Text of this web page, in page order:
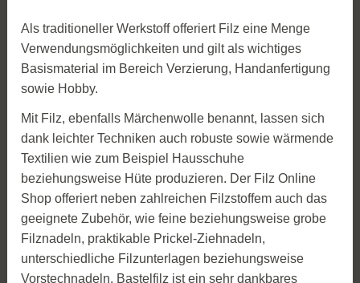
Als traditioneller Werkstoff offeriert Filz eine Menge
Verwendungsmöglichkeiten und gilt als wichtiges
Basismaterial im Bereich Verzierung, Handanfertigung
sowie Hobby.
Mit Filz, ebenfalls Märchenwolle benannt, lassen sich
dank leichter Techniken auch robuste sowie wärmende
Textilien wie zum Beispiel Hausschuhe
beziehungsweise Hüte produzieren. Der Filz Online
Shop offeriert neben zahlreichen Filzstoffem auch das
geeignete Zubehör, wie feine beziehungsweise grobe
Filznadeln, praktikable Prickel-Ziehnadeln,
unterschiedliche Filzunterlagen beziehungsweise
Vorstechnadeln. Bastelfilz ist ein sehr dankbares